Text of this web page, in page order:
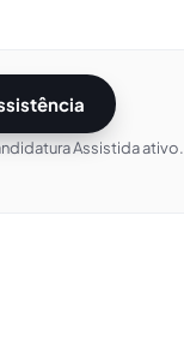
Assistida ativo.